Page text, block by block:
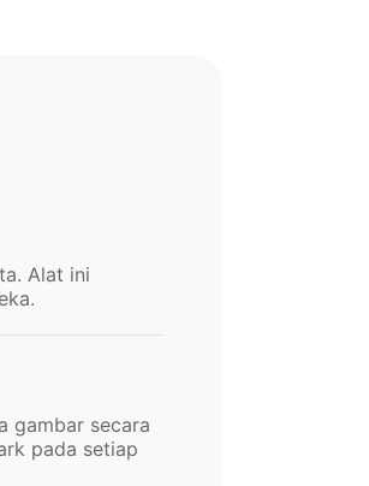
Alat ini
gambar secara
pada setiap